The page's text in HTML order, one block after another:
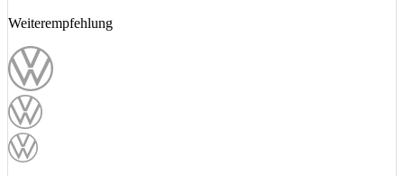
Weiterempfehlung